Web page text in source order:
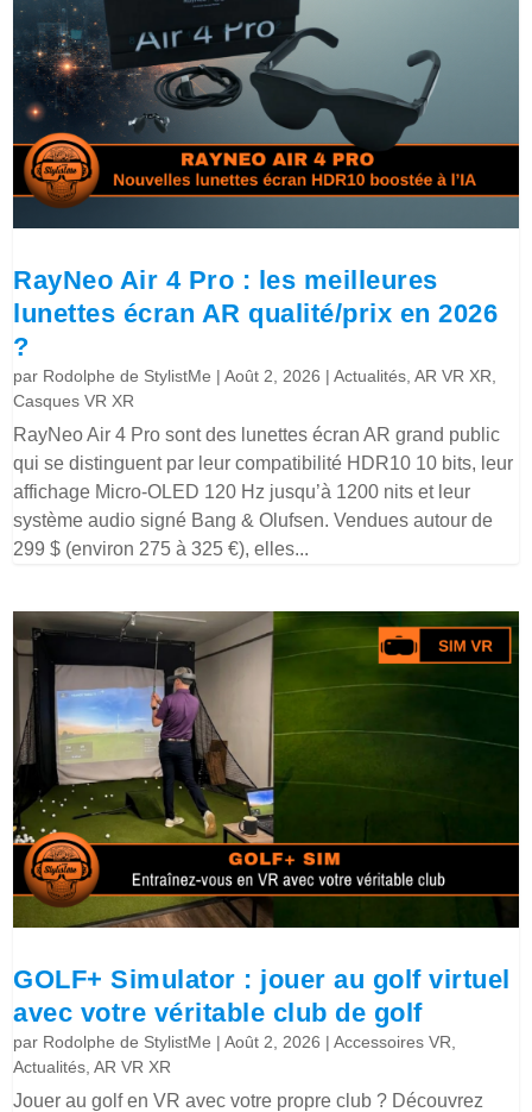
RayNeo Air 4 Pro : les meilleures
lunettes écran AR qualité/prix en 2026
?
par Rodolphe de StylistMe |Août 2, 2026 |Actualités ,AR VR XR
Casques VR XR
RayNeo Air 4 Pro sont des lunettes écran AR grand public
qui se distinguent par leur compatibilité HDR10 10 bits, leur
affichage Micro-OLED 120 Hz jusqu’à 1200 nits et leur
système audio signé Bang & Olufsen. Vendues autour de
299 $ (environ 275 à 325 €), elles...
GOLF+ Simulator : jouer au golf virtuel
avec votre véritable club de golf
par Rodolphe de StylistMe |Août 2, 2026 |Accessoires VR
Actualités ,AR VR XR
Jouer au golf en VR avec votre propre club ? Découvrez